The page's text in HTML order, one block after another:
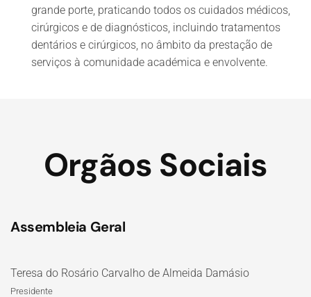
grande porte, praticando todos os cuidados médicos,
cirúrgicos e de diagnósticos, incluindo tratamentos
dentários e cirúrgicos, no âmbito da prestação de
serviços à comunidade académica e envolvente.
Orgãos Sociais
Assembleia Geral
Teresa do Rosário Carvalho de Almeida Damásio
Presidente